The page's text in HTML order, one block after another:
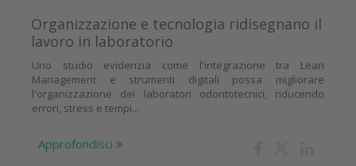
Organizzazione e tecnologia ridisegnano il
lavoro in laboratorio
Uno studio evidenzia come l'integrazione tra Lean
Management e strumenti digitali possa migliorare
l'organizzazione dei laboratori odontotecnici, riducendo
errori, stress e tempi...
Approfondisci